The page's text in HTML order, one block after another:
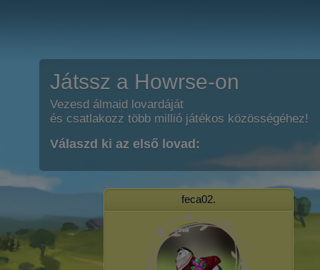
Játssz a Howrse-on
Vezesd álmaid lovardáját
és csatlakozz több millió játékos közösségéhez!
Válaszd ki az első lovad:
feca02.